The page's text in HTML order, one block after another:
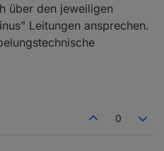
über den jeweiligen
Leitungen ansprechen.
0